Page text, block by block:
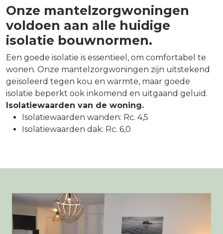
Onze mantelzorgwoningen
voldoen aan alle huidige
isolatie bouwnormen.
Een goede isolatie is essentieel, om comfortabel te
wonen. Onze mantelzorgwoningen zijn uitstekend
geïsoleerd tegen kou en warmte, maar goede
isolatie beperkt ook inkomend en uitgaand geluid.
Isolatiewaarden van de woning.
Isolatiewaarden wanden: Rc. 4,5
Isolatiewaarden dak: Rc. 6,0